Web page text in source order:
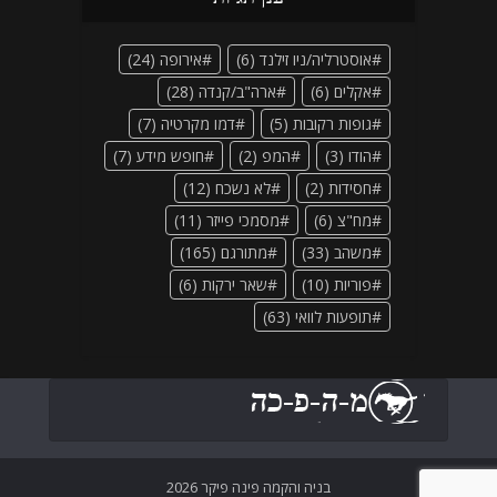
אוסטרליה/ניו זילנד (6) אירופה (24)
אקלים (6) ארה"ב/קנדה (28)
גופות רקובות (5) דמו מקרטיה (7)
הודו (3) המפ (2) חופש מידע (7)
חסידות (2) לא נשכח (12)
מח"צ (6) מסמכי פייזר (11)
משהב (33) מתורגם (165)
פוריות (10) שאר ירקות (6)
תופעות לוואי (63)
בניה והקמה פינה פיקר 2026